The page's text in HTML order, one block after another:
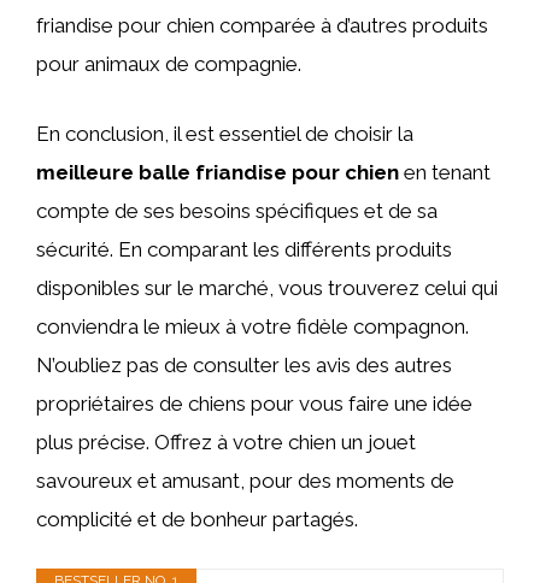
friandise pour chien comparée à d’autres produits
pour animaux de compagnie.
En conclusion, il est essentiel de choisir la
meilleure balle friandise pour chien en tenant
compte de ses besoins spécifiques et de sa
sécurité. En comparant les différents produits
disponibles sur le marché, vous trouverez celui qui
conviendra le mieux à votre fidèle compagnon.
N’oubliez pas de consulter les avis des autres
propriétaires de chiens pour vous faire une idée
plus précise. Offrez à votre chien un jouet
savoureux et amusant, pour des moments de
complicité et de bonheur partagés.